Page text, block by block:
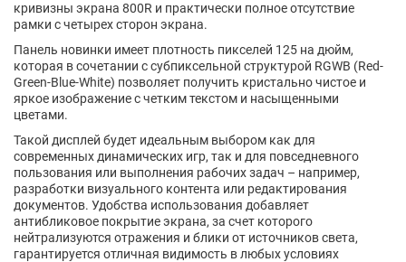
кривизны экрана 800R и практически полное отсутствие
рамки с четырех сторон экрана.
Панель новинки имеет плотность пикселей 125 на дюйм,
которая в сочетании с субпиксельной структурой RGWB (Red-
Green-Blue-White) позволяет получить кристально чистое и
яркое изображение с четким текстом и насыщенными
цветами.
Такой дисплей будет идеальным выбором как для
современных динамических игр, так и для повседневного
пользования или выполнения рабочих задач – например,
разработки визуального контента или редактирования
документов. Удобства использования добавляет
антибликовое покрытие экрана, за счет которого
нейтрализуются отражения и блики от источников света,
гарантируется отличная видимость в любых условиях